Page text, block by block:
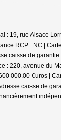
19, rue Alsace
RCP : NC |
caisse de
220, avenue du
000.00 €uros |
caisse de